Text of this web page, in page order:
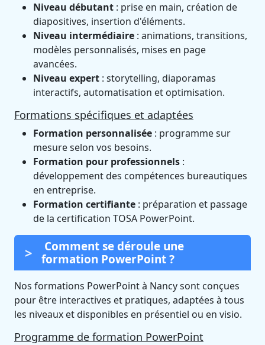
Niveau débutant : prise en main, création de
diapositives, insertion d'éléments.
Niveau intermédiaire : animations, transitions,
modèles personnalisés, mises en page
avancées.
Niveau expert : storytelling, diaporamas
interactifs, automatisation et optimisation.
Formations spécifiques et adaptées
Formation personnalisée : programme sur
mesure selon vos besoins.
Formation pour professionnels :
développement des compétences bureautiques
en entreprise.
Formation certifiante : préparation et passage
de la certification TOSA PowerPoint.
Comment se déroule une
formation PowerPoint ?
Nos formations PowerPoint à Nancy sont conçues
pour être interactives et pratiques, adaptées à tous
les niveaux et disponibles en présentiel ou en visio.
Programme de formation PowerPoint